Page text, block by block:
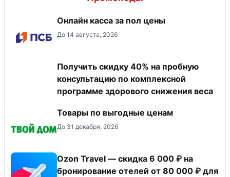
Онлайн касса за пол цены
До 14 августа, 2026
Получить скидку 40% на пробную
консультацию по комплексной
программе здорового снижения веса
Товары по выгодные ценам
До 31 декабря, 2026
Ozon Travel — скидка 6 000 ₽ на
бронирование отелей от 80 000 ₽ для